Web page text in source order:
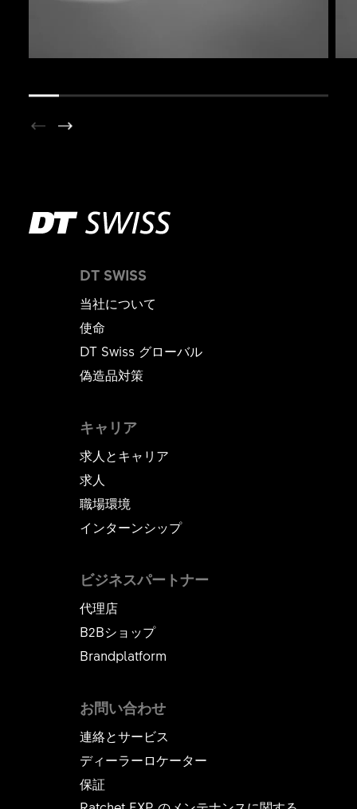
DT SWISS
当社について
使命
DT Swiss グローバル
偽造品対策
キャリア
求人とキャリア
求人
職場環境
インターンシップ
お問い合わせ
連絡とサービス
ディーラーロケーター
保証
ビジネスパートナー
代理店
B2Bショップ
Brandplatform